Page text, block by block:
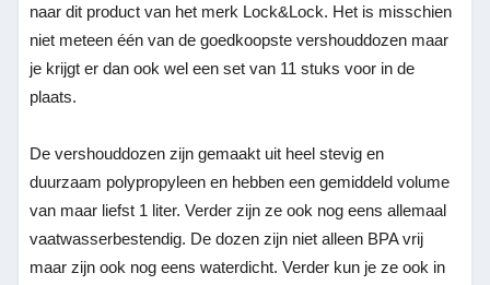
naar dit product van het merk Lock&Lock. Het is misschien
niet meteen één van de goedkoopste vershouddozen maar
je krijgt er dan ook wel een set van 11 stuks voor in de
plaats.
De vershouddozen zijn gemaakt uit heel stevig en
duurzaam polypropyleen en hebben een gemiddeld volume
van maar liefst 1 liter. Verder zijn ze ook nog eens allemaal
vaatwasserbestendig. De dozen zijn niet alleen BPA vrij
maar zijn ook nog eens waterdicht. Verder kun je ze ook in